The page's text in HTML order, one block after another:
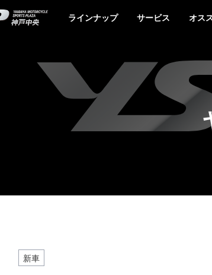
YSP神戸中央
ラインナップ サービス オス
新車